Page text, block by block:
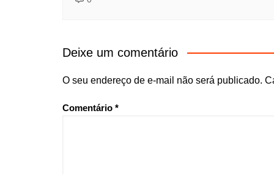
Deixe um comentário
O seu endereço de e-mail não será publicado.
Comentário *